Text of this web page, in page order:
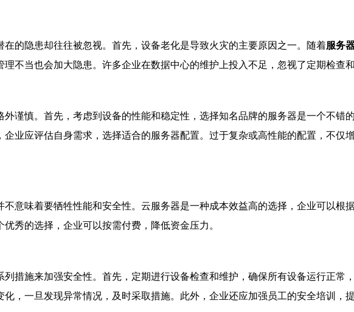
的隐患却往往被忽视。首先，设备老化是导致火灾的主要原因之一。随着服务
不当也会加大隐患。许多企业在数据中心的维护上投入不足，忽视了定期检查
外谨慎。首先，考虑到设备的性能和稳定性，选择知名品牌的服务器是一个不错
业应评估自身需求，选择适合的服务器配置。过于复杂或高性能的配置，不仅
不意味着要牺牲性能和安全性。云服务器是一种成本效益高的选择，企业可以根
秀的选择，企业可以按需付费，降低资金压力。
措施来加强安全性。首先，定期进行设备检查和维护，确保所有设备运行正常
，一旦发现异常情况，及时采取措施。此外，企业还应加强员工的安全培训，